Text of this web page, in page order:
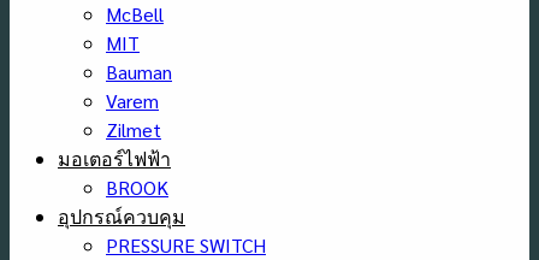
McBell
MIT
Bauman
Varem
Zilmet
มอเตอร์ไฟฟ้า
BROOK
อุปกรณ์ควบคุม
PRESSURE SWITCH